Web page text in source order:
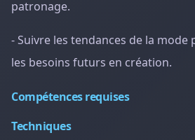
patronage.
- Suivre les tendances de la
les besoins futurs en création.
Compétences requises
Techniques